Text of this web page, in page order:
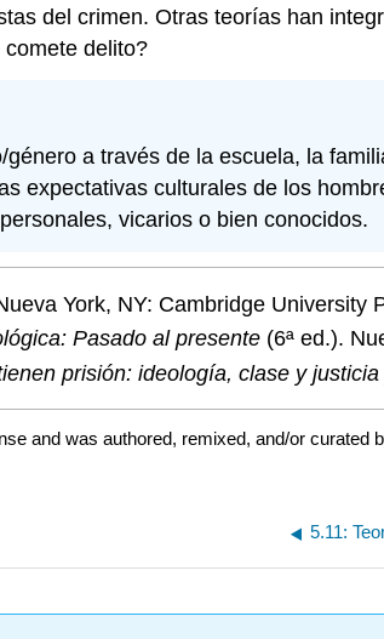
del crimen. Otras teorías han
delito?
a través de la escuela, la
expectativas culturales de los
vicarios o bien conocidos.
York, NY: Cambridge University
Pasado al presente(6ª ed.).
prisión: ideología, clase y justicia
and was authored, remixed, and/or curated
5.11: